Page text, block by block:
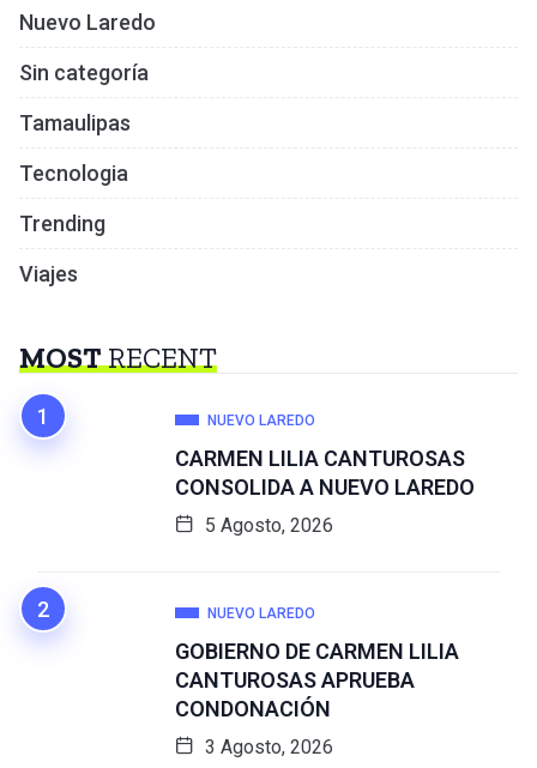
Nuevo Laredo
Sin categoría
Tamaulipas
Tecnologia
Trending
Viajes
MOSTRECENT
NUEVO LAREDO
CARMEN LILIA CANTUROSAS
CONSOLIDA A NUEVO LAREDO
5 Agosto, 2026
NUEVO LAREDO
GOBIERNO DE CARMEN LILIA
CANTUROSAS APRUEBA
CONDONACIÓN
3 Agosto, 2026